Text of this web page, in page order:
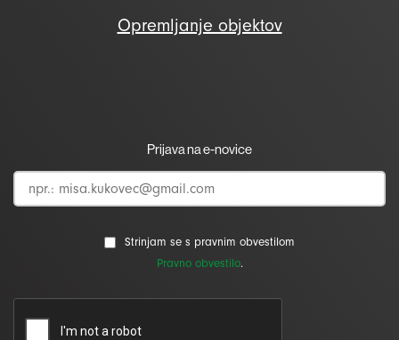
Opremljanje objektov
Prijava na e-novice
Strinjam se s pravnim obvestilom
Pravno obvestilo.